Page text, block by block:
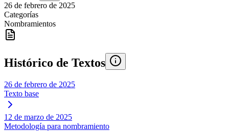
26 de febrero de 2025
Categorías
Nombramientos
Histórico de Textos
26 de febrero de 2025
Texto base
12 de marzo de 2025
Metodología para nombramiento